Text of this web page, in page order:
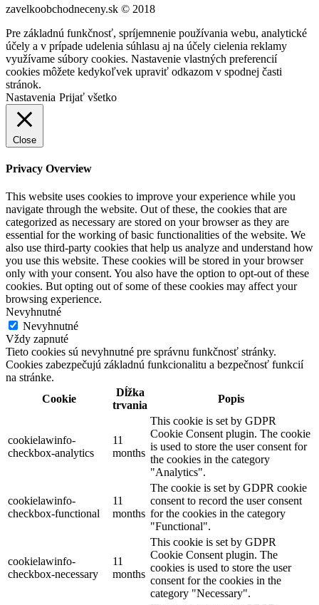
zavelkoobchodneceny.sk © 2018
Pre základnú funkčnosť, spríjemnenie používania webu, analytické
účely a v prípade udelenia súhlasu aj na účely cielenia reklamy
využívame súbory cookies. Nastavenie vlastných preferencií
cookies môžete kedykoľvek upraviť odkazom v spodnej časti
stránok.
Nastavenia Prijať všetko
Close
Privacy Overview
This website uses cookies to improve your experience while you
navigate through the website. Out of these, the cookies that are
categorized as necessary are stored on your browser as they are
essential for the working of basic functionalities of the website. We
also use third-party cookies that help us analyze and understand how
you use this website. These cookies will be stored in your browser
only with your consent. You also have the option to opt-out of these
cookies. But opting out of some of these cookies may affect your
browsing experience.
Nevyhnutné
Nevyhnutné
Vždy zapnuté
Tieto cookies sú nevyhnutné pre správnu funkčnosť stránky.
Cookies zabezpečujú základnú funkcionalitu a bezpečnosť funkcií
na stránke.
Cookie
Dĺžka
trvania
Popis
cookielawinfo-
checkbox-analytics
11
months
This cookie is set by GDPR
Cookie Consent plugin. The cookie
is used to store the user consent for
the cookies in the category
"Analytics".
cookielawinfo-
checkbox-functional
11
months
The cookie is set by GDPR cookie
consent to record the user consent
for the cookies in the category
"Functional".
cookielawinfo-
checkbox-necessary
11
months
This cookie is set by GDPR
Cookie Consent plugin. The
cookies is used to store the user
consent for the cookies in the
category "Necessary".